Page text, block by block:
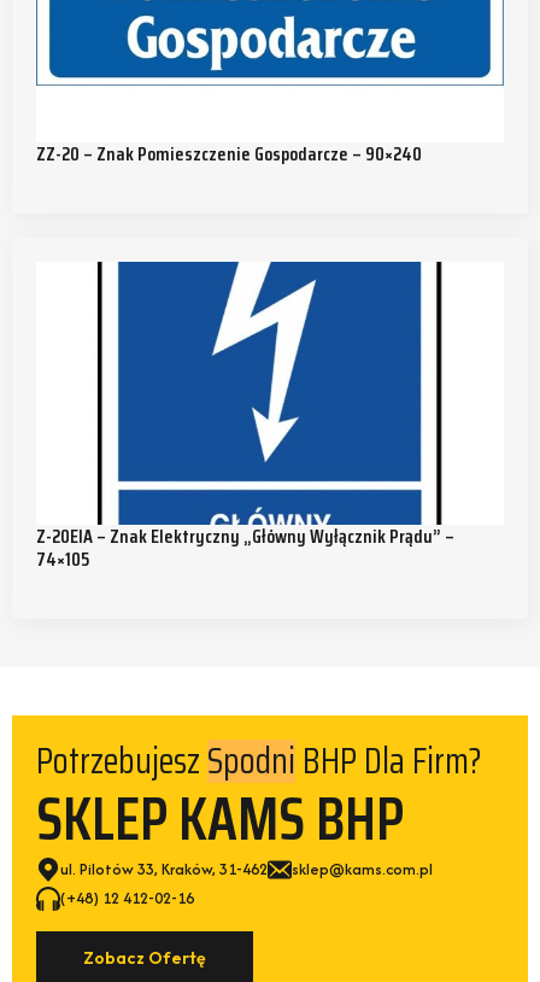
ZZ-20 – Znak Pomieszczenie Gospodarcze – 90×240
Z-20EIA – Znak Elektryczny „Główny Wyłącznik Prądu” –
74×105
Potrzebujesz Obuwia BHP Dla Firm?
SKLEP KAMS BHP
ul. Pilotów 33, Kraków, 31-462
sklep@kams.com.pl
(+48) 12 412-02-16
Zobacz Ofertę